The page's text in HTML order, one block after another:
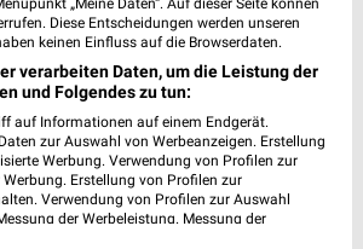
7 km 13,3 km
Gartenmöbel 2026
Gültig 2026
Zurbrüggen
Diese Entscheidungen werden unseren
keinen Einfluss auf die Browserdaten.
verarbeiten Daten, um die Leistung der
und Folgendes zu tun:
auf Informationen auf einem Endgerät.
zur Auswahl von Werbeanzeigen. Erstellung
Werbung. Verwendung von Profilen zur
Erstellung von Profilen zur
Verwendung von Profilen zur Auswahl
der Werbeleistung. Messung der